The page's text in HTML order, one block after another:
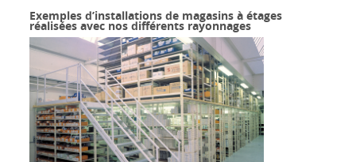
Exemples d’installations de magasins à étages
réalisées avec nos différents rayonnages